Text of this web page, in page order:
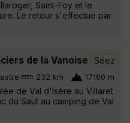
Saint-Foy et le
Le retour s'effectue par
de la Vanoise Séez
232 km 17160 m
de Val d'Isère au Villaret
du Saut au camping de Val